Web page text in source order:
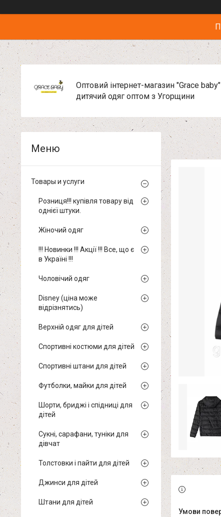
Оптовий інтернет-магазин "Grace
дитячий одяг оптом з Угорщини
Товары и услуги
Розниця!!! купівля товару від
однієї штуки.
Жіночий одяг
!!! Новинки !!! Акції !!! Все, що є
в Україні !!!
Чоловічий одяг
Disney (ціна може
відрізнятись)
Верхній одяг для дітей
Спортивні костюми для дітей
Спортивні штани для дітей
Футболки, майки для дітей
Шорти, бриджі і спідниці для
дітей
Сукні, сарафани, туніки для
дівчат
Толстовки і пайти для дітей
Джинси для дітей
Штани для дітей